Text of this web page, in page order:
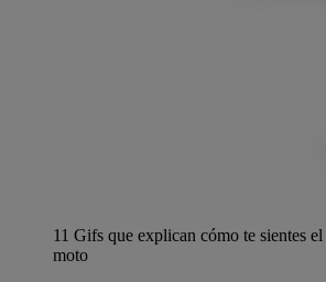
11 Gifs que explican cómo te sientes el
moto